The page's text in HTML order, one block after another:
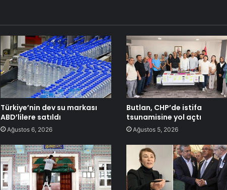
Türkiye’nin dev su markası
ABD’lilere satıldı
Ağustos 6, 2026
Butlan, CHP’de istifa
tsunamisine yol açtı
Ağustos 5, 2026